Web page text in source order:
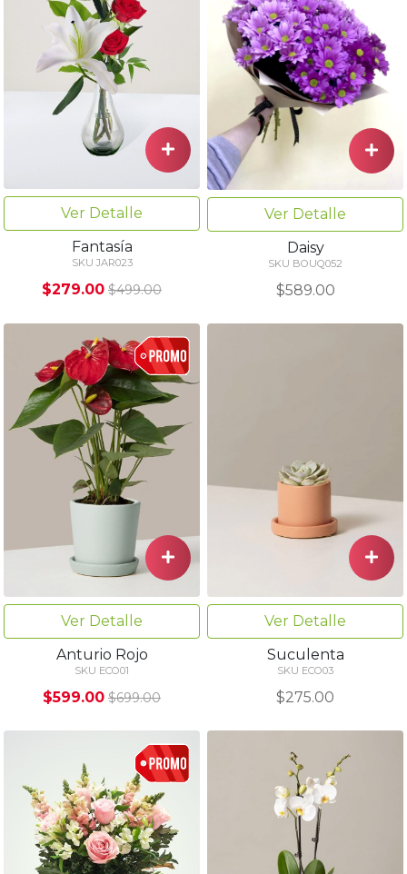
Ver Detalle
Fantasía
SKU JAR023
$279.00 $499.00
Ver Detalle
Daisy
SKU BOUQ052
$589.00
Ver Detalle
Anturio Rojo
SKU ECO01
$599.00 $699.00
Ver Detalle
Suculenta
SKU ECO03
$275.00